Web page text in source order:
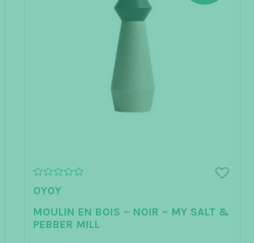
0
o
t
o
f
OYOY
MOULIN EN BOIS – NOIR – MY SALT &
PEBBER MILL